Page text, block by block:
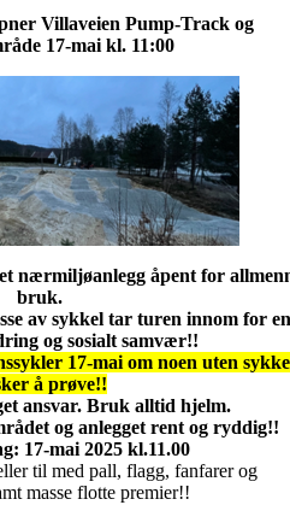
Villaveien Pump-Track og
17-mai kl. 11:00
nærmiljøanlegg åpent for
bruk.
av sykkel tar turen innom for en
og sosialt samvær!!
17-mai om noen uten
å prøve!!
ansvar. Bruk alltid hjelm.
og anlegget rent og ryddig!!
17-mai 2025 kl.11.00
til med pall, flagg, fanfarer og
masse flotte premier!!